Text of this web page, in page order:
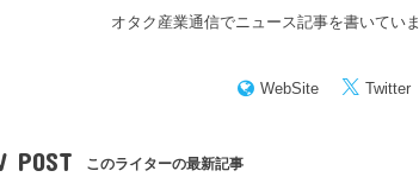
オタク産業通信でニュース記事を書いてい
WebSite Twitter
POST このライターの最新記事